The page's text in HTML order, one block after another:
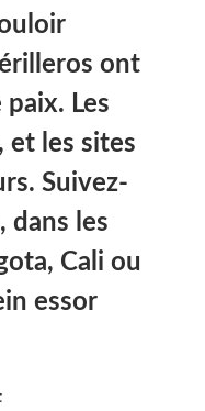
ont
Les
et les sites
Suivez-
dans les
Cali ou
essor